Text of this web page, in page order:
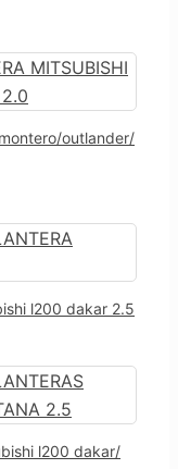
outlander/
l200 dakar 2.5
l200 dakar/